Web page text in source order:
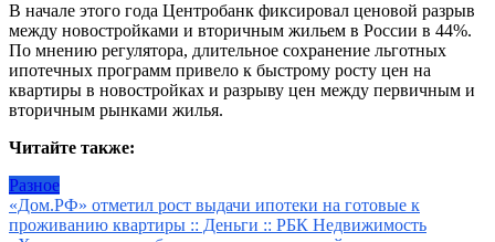
В начале этого года Центробанк фиксировал ценовой разрыв
между новостройками и вторичным жильем в России в 44%.
По мнению регулятора, длительное сохранение льготных
ипотечных программ привело к быстрому росту цен на
квартиры в новостройках и разрыву цен между первичным и
вторичным рынками жилья.
Читайте также:
Разное
Навигация
«Дом.РФ» отметил рост выдачи ипотеки на готовые к
проживанию квартиры :: Деньги :: РБК Недвижимость